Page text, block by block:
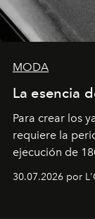
MODA
La esencia
Para crear los
requiere la
ejecución de
semanas. Los
que se enseña
30.07.2026 por